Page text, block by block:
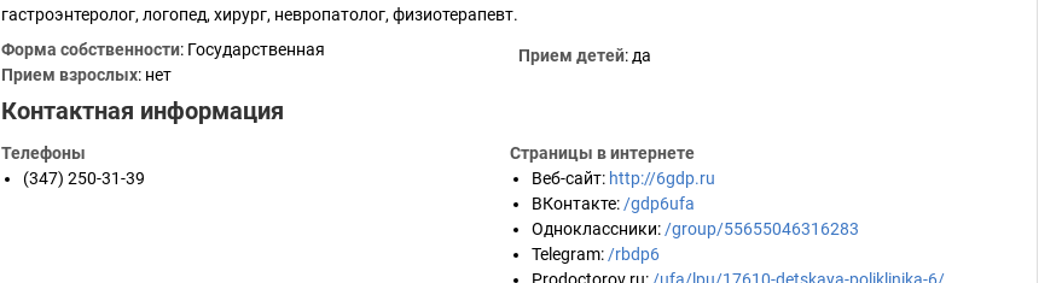
гастроэнтеролог, логопед, хирург, невропатолог, физиотерапевт.
Форма собственности: Государственная
Прием взрослых: нет
Прием детей: да
Контактная информация
Телефоны
(347) 250-31-39
Страницы в интернете
Веб-сайт: http://6gdp.ru
ВКонтакте: /gdp6ufa
Одноклассники: /group/55655046316283
Telegram: /rbdp6